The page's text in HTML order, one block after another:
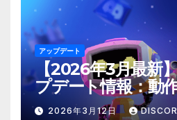
アップデート
【2026年3月最新
プデート情報：動
ション仕様の修正
2026年3月12日